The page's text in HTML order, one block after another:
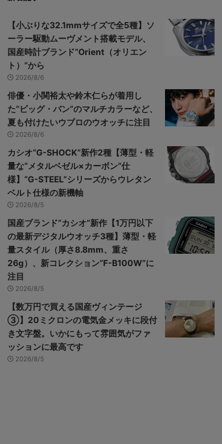
【小ぶりな32.1mmサイズで全5種】ソ
ーラー駆動ムーヴメント搭載モデル、
国産時計ブランド“Orient（オリエン
ト）”から
2026/8/6
俳優・小関裕太や鈴木仁らが着用し
た“ビッグ・バン”のマルチカラーなど、
夏も付けたいウブロのウオッチに注目
2026/8/6
カシオ“G-SHOCK”新作2種【薄型・軽
量な“メタルベゼル×カーボン”仕
様】“G-STEEL”シリーズからウレタン
ベルト仕様の新機軸
2026/8/5
国産ブランド“カシオ”新作【1万円以下
の最新デジタルウオッチ3種】薄型・軽
量スタイル（厚さ8.8mm、重さ
26g）、新コレクション“F-B100W”に
注目
2026/8/5
【数万円で買える国産ヴィンテージ
③】20ミクロンの電気金メッキに段付
き文字盤。いかにもって雰囲気がファ
ッションに最高です
2026/8/5